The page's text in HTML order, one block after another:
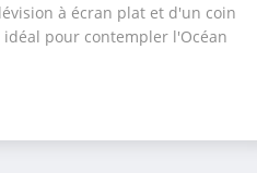
à écran plat et d'un coin
pour contempler l'Océan